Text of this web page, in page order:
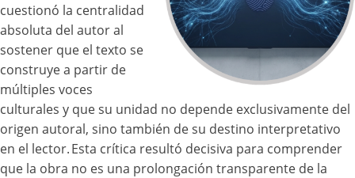
cuestionó la centralidad
absoluta del autor al
sostener que el texto se
construye a partir de
múltiples voces
culturales y que su unidad no depende exclusivamente del
origen autoral, sino también de su destino interpretativo
en el lector. Esta crítica resultó decisiva para comprender
que la obra no es una prolongación transparente de la